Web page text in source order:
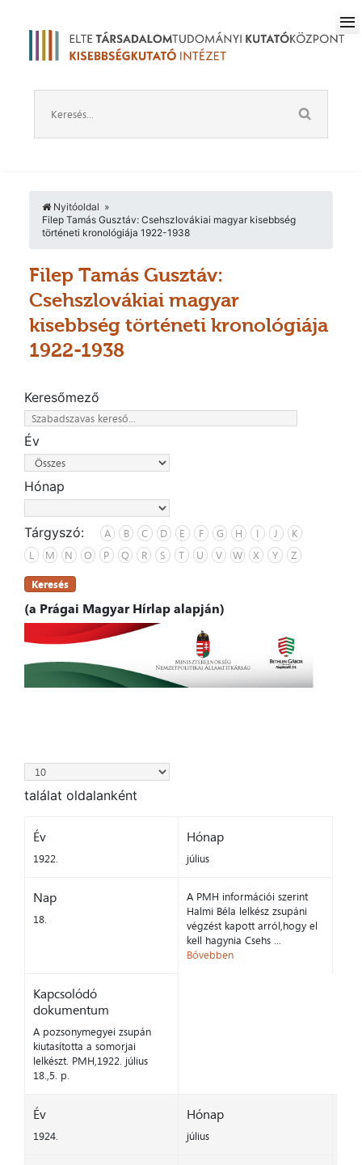
Nyitóoldal
Filep Tamás Gusztáv: Csehszlovákiai magyar kisebbség
történeti kronológiája 1922-1938
Filep Tamás Gusztáv:
Csehszlovákiai magyar
kisebbség történeti kronológiája
1922-1938
Keresőmező
Év
Hónap
Tárgyszó: A B C D E F G H I J
K
L
M N O P Q R S T U V W X Y Z
Keresés
(a Prágai Magyar Hírlap alapján)
találat oldalanként
Év
1922.
Hónap
július
Nap
18.
A PMH információi szerint
Halmi Béla lelkész zsupáni
végzést kapott arról,hogy el
kell hagynia Csehs ...
Bővebben
Kapcsolódó
dokumentum
A pozsonymegyei zsupán
kiutasította a somorjai
lelkészt. PMH,1922. július
18.,5. p.
Év
1924.
Hónap
július